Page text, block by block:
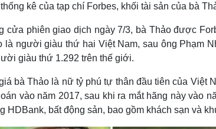
cân
Di sản
kê của tạp chí Forbes, khối tài sản của bà
cửa phiên giao dịch ngày 7/3, bà Thảo được
là người giàu thứ hai Việt Nam, sau ông Phạm
giàu thứ 1.292 trên thế giới.
bà Thảo là nữ tỷ phú tự thân đầu tiên của Việt
vào năm 2017, sau khi ra mắt hãng này vào
HDBank, bất động sản, bao gồm khách sạn và